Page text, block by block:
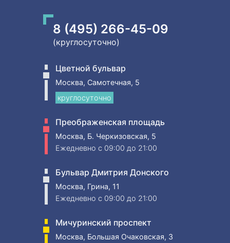
8 (495) 266-45-09
(круглосуточно)
Цветной бульвар
Москва, Самотечная, 5
круглосуточно
Преображенская площадь
Москва, Б. Черкизовская, 5
Ежедневно c 09:00 до 21:00
Бульвар Дмитрия Донского
Москва, Грина, 11
Ежедневно c 09:00 до 21:00
Мичуринский проспект
Москва, Большая Очаковская, 3